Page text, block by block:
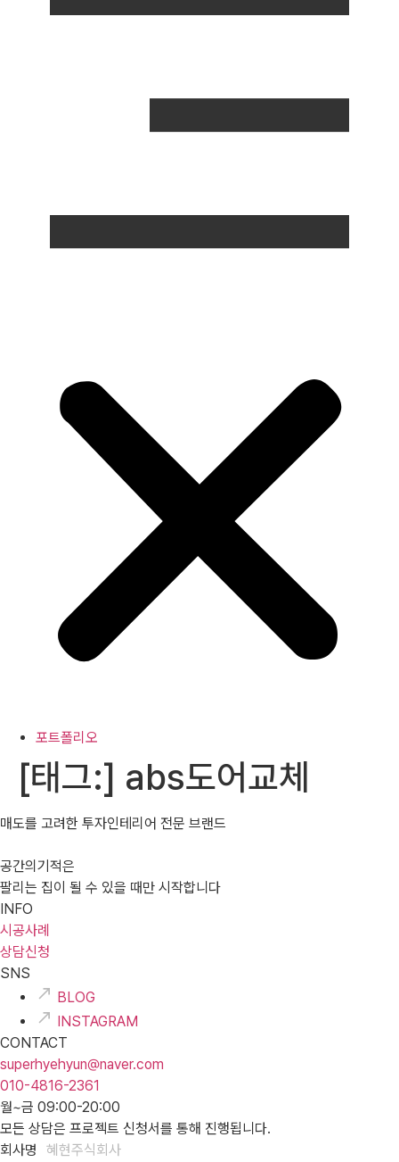
포트폴리오
[태그:] abs도어교체
매도를 고려한 투자인테리어 전문 브랜드
공간의기적은
팔리는 집이 될 수 있을 때만 시작합니다
INFO
시공사례
상담신청
SNS
BLOG
INSTAGRAM
CONTACT
superhyehyun@naver.com
010-4816-2361
월~금 09:00-20:00
모든 상담은 프로젝트 신청서를 통해 진행됩니다.
회사명
혜현주식회사